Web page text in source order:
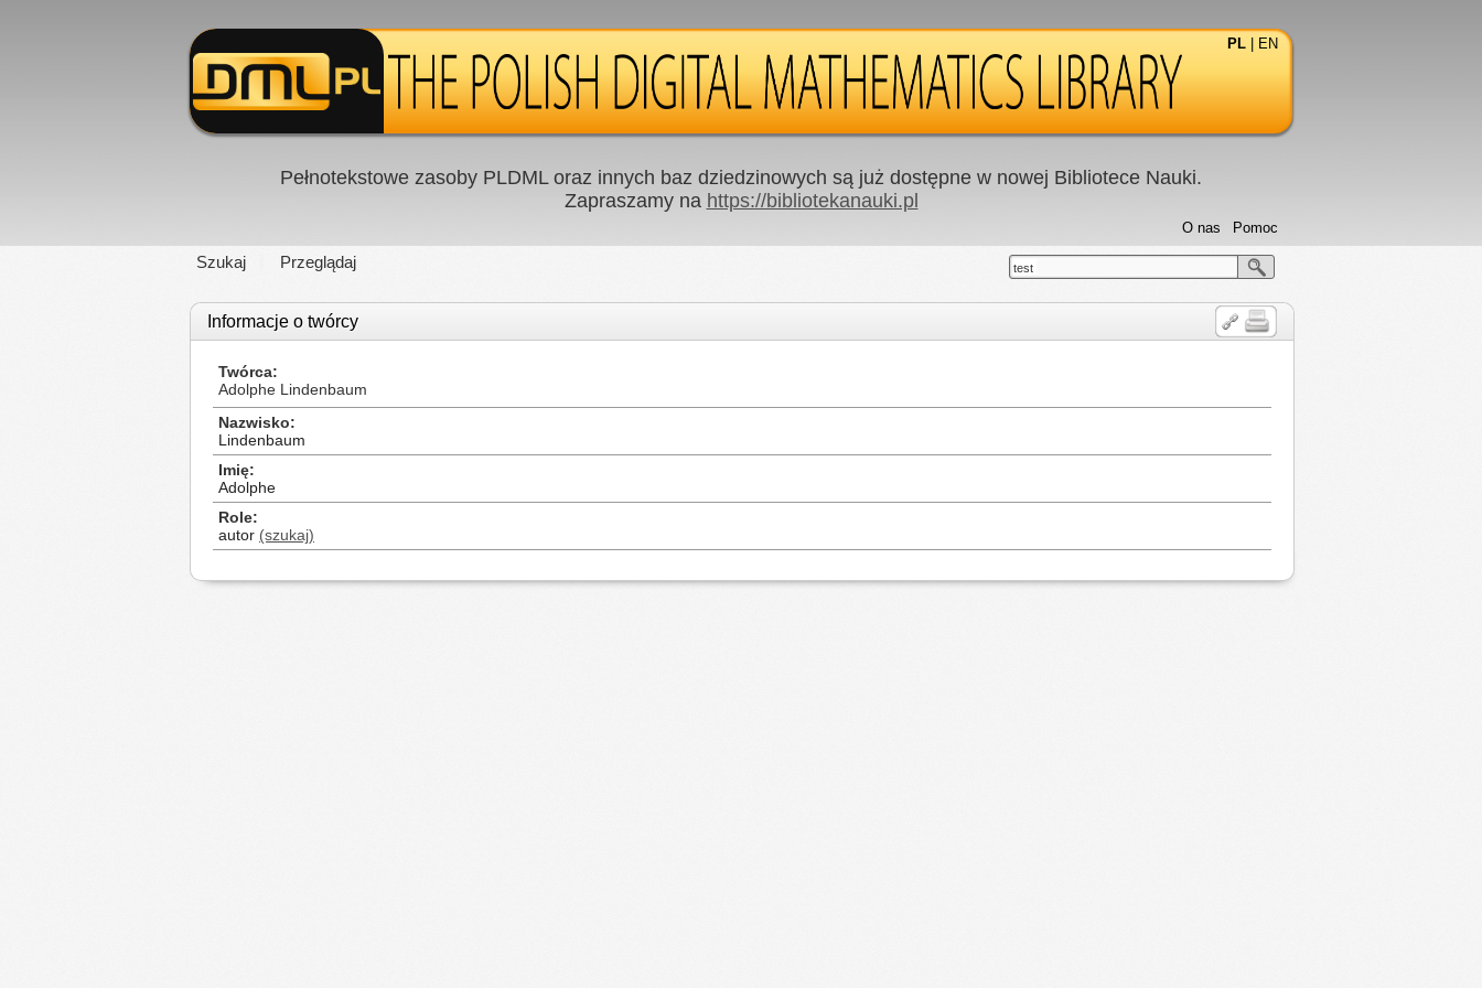
PL EN
Pełnotekstowe zasoby PLDML oraz innych baz dziedzinowych są już dostępne w nowej Bibliotece Nauki.
Zapraszamy na https://bibliotekanauki.pl
Szukaj Przeglądaj
Pomoc
O nas
test
Informacje o twórcy
Twórca
Adolphe Lindenbaum
Nazwisko
Lindenbaum
Imię
Adolphe
Role
autor (szukaj)